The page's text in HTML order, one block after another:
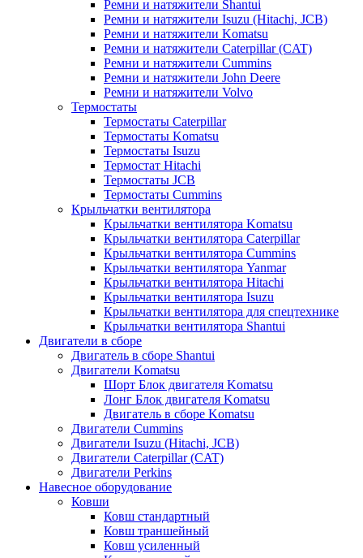
Ремни и натяжители Shantui
Ремни и натяжители Isuzu (Hitachi, JCB)
Ремни и натяжители Komatsu
Ремни и натяжители Caterpillar (CAT)
Ремни и натяжители Cummins
Ремни и натяжители John Deere
Ремни и натяжители Volvo
Термостаты
Термостаты Caterpillar
Термостаты Komatsu
Термостаты Isuzu
Термостат Hitachi
Термостаты JCB
Термостаты Cummins
Крыльчатки вентилятора
Крыльчатки вентилятора Komatsu
Крыльчатки вентилятора Caterpillar
Крыльчатки вентилятора Cummins
Крыльчатки вентилятора Yanmar
Крыльчатки вентилятора Hitachi
Крыльчатки вентилятора Isuzu
Крыльчатки вентилятора для спецтехнике
Крыльчатки вентилятора Shantui
Двигатели в сборе
Двигатель в сборе Shantui
Двигатели Komatsu
Шорт Блок двигателя Komatsu
Лонг Блок двигателя Komatsu
Двигатель в сборе Komatsu
Двигатели Cummins
Двигатели Isuzu (Hitachi, JCB)
Двигатели Caterpillar (CAT)
Двигатели Perkins
Навесное оборудование
Ковши
Ковш стандартный
Ковш траншейный
Ковш усиленный